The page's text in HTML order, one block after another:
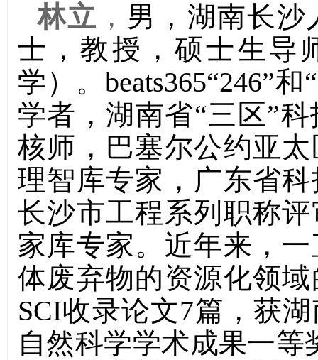
林立 ， 男，湖南长沙
士，教授，硕士生导
学） 。beats365“246”和“
学者，湖南省“三区”科
核师，巴塞尔公约亚
理智库专家，广东省
长沙市工程系列职称
家库专家。 近年来，
体废弃物的资源化领
SCI收录论文7篇，获
自然科学学术成果一等